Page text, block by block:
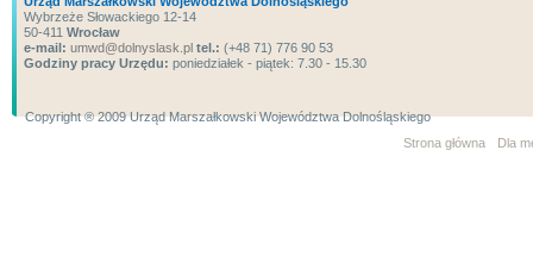
Wybrzeże Słowackiego 12-14
50-411 Wrocław
e-mail: umwd@dolnyslask.pl tel.: (+48 71) 776 90 53
Godziny pracy Urzędu: poniedziałek - piątek: 7.30 - 15.30
Copyright ® 2009 Urząd Marszałkowski Województwa Dolnośląskiego
Strona główna
Dla